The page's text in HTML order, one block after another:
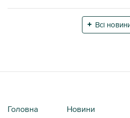
приладу TruCAM
Всі
Головна
Новини